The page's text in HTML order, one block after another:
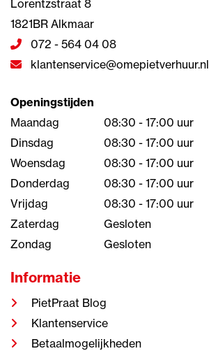
Lorentzstraat 8
1821BR Alkmaar
072 - 564 04 08
klantenservice@omepietverhuur.nl
Openingstijden
Maandag
08:30 - 17:00 uur
Dinsdag
08:30 - 17:00 uur
Woensdag
08:30 - 17:00 uur
Donderdag
08:30 - 17:00 uur
Vrijdag
08:30 - 17:00 uur
Zaterdag
Gesloten
Zondag
Gesloten
Informatie
PietPraat Blog
Klantenservice
Betaalmogelijkheden